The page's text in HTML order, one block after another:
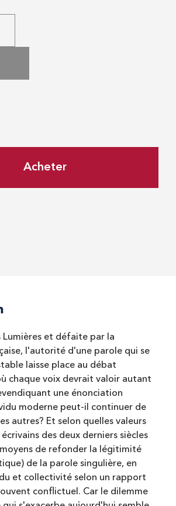
Acheter
Lumières et défaite par la
l'autorité d'une parole qui se
laisse place au débat
chaque voix devrait valoir autant
une énonciation
moderne peut-il continuer de
autres? Et selon quelles valeurs
écrivains des deux derniers siècles
de refonder la légitimité
de la parole singulière, en
et collectivité selon un rapport
conflictuel. Car le dilemme